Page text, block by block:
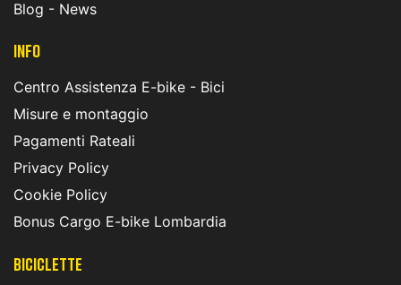
Blog - News
INFO
Centro Assistenza E-bike - Bici
Misure e montaggio
Pagamenti Rateali
Privacy Policy
Cookie Policy
Bonus Cargo E-bike Lombardia
Biciclette